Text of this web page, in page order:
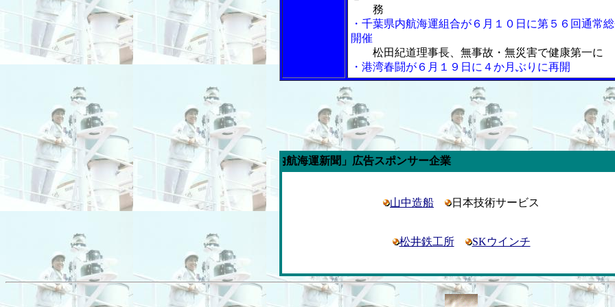
務
・千葉県内航海運組合が６月１０日に第５６回通常
開催
松田紀道理事長、無事故・無災害で健康第一に
・港湾春闘が６月１９日に４か月ぶりに再開
今週の「内航海運新聞」広告スポンサー企業
山中造船 日本技術サービス
松井鉄工所 SKウインチ